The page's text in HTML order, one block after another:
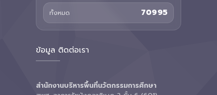
ทั้งหมด 70995
ข้อมูล ติดต่อเรา
สำนักงานบริหารพื้นที่นวัตกรรมการศึกษา